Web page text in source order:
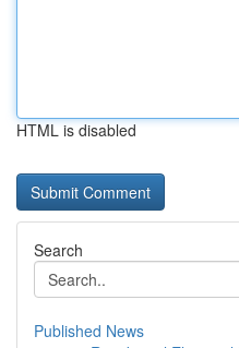
HTML is disabled
Search
Published News